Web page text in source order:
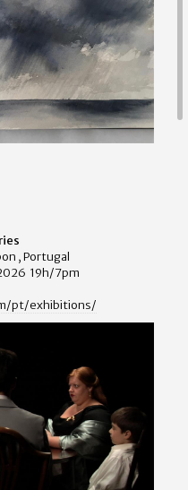
, Portugal
19h/7pm
pt/exhibitions/